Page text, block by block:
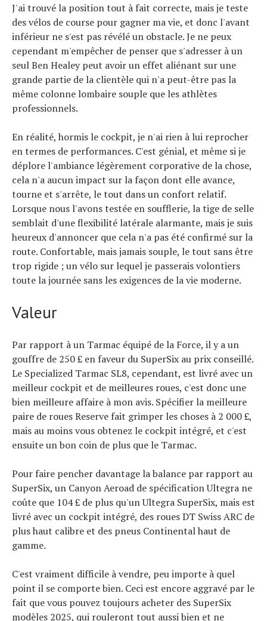
J'ai trouvé la position tout à fait correcte, mais je teste
des vélos de course pour gagner ma vie, et donc l'avant
inférieur ne s'est pas révélé un obstacle. Je ne peux
cependant m'empêcher de penser que s'adresser à un
seul Ben Healey peut avoir un effet aliénant sur une
grande partie de la clientèle qui n'a peut-être pas la
même colonne lombaire souple que les athlètes
professionnels.
En réalité, hormis le cockpit, je n'ai rien à lui reprocher
en termes de performances. C'est génial, et même si je
déplore l'ambiance légèrement corporative de la chose,
cela n'a aucun impact sur la façon dont elle avance,
tourne et s'arrête, le tout dans un confort relatif.
Lorsque nous l'avons testée en soufflerie, la tige de selle
semblait d'une flexibilité latérale alarmante, mais je suis
heureux d'annoncer que cela n'a pas été confirmé sur la
route. Confortable, mais jamais souple, le tout sans être
trop rigide ; un vélo sur lequel je passerais volontiers
toute la journée sans les exigences de la vie moderne.
Valeur
Par rapport à un Tarmac équipé de la Force, il y a un
gouffre de 250 £ en faveur du SuperSix au prix conseillé.
Le Specialized Tarmac SL8, cependant, est livré avec un
meilleur cockpit et de meilleures roues, c'est donc une
bien meilleure affaire à mon avis. Spécifier la meilleure
paire de roues Reserve fait grimper les choses à 2 000 £,
mais au moins vous obtenez le cockpit intégré, et c'est
ensuite un bon coin de plus que le Tarmac.
Pour faire pencher davantage la balance par rapport au
SuperSix, un Canyon Aeroad de spécification Ultegra ne
coûte que 104 £ de plus qu'un Ultegra SuperSix, mais est
livré avec un cockpit intégré, des roues DT Swiss ARC de
plus haut calibre et des pneus Continental haut de
gamme.
C'est vraiment difficile à vendre, peu importe à quel
point il se comporte bien. Ceci est encore aggravé par le
fait que vous pouvez toujours acheter des SuperSix
modèles 2025, qui rouleront tout aussi bien et ne